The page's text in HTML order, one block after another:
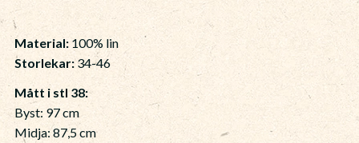
Material: 100% lin
Storlekar: 34-46
Mått i stl 38:
Byst: 97 cm
Midja: 87,5 cm